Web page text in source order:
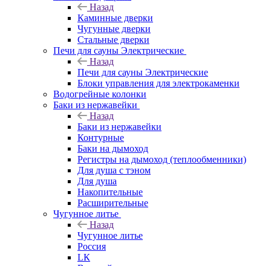
Назад
Каминные дверки
Чугунные дверки
Стальные дверки
Печи для сауны Электрические
Назад
Печи для сауны Электрические
Блоки управления для электрокаменки
Водогрейные колонки
Баки из нержавейки
Назад
Баки из нержавейки
Контурные
Баки на дымоход
Регистры на дымоход (теплообменники)
Для душа с тэном
Для душа
Накопительные
Расширительные
Чугунное литье
Назад
Чугунное литье
Россия
LК